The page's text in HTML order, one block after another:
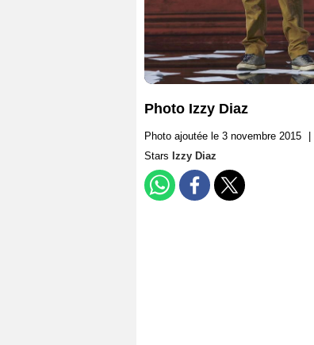
Photo Izzy Diaz
Photo ajoutée le 3 novembre 2015
Stars Izzy Diaz